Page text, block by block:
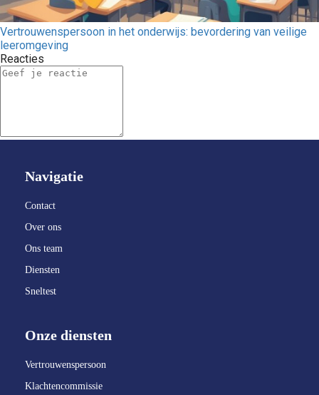
Vertrouwenspersoon in het onderwijs: bevordering van veilige
leeromgeving
Reacties
Navigatie
Contact
Over ons
Ons team
Diensten
Sneltest
Onze diensten
Vertrouwenspersoon
Klachtencommissie